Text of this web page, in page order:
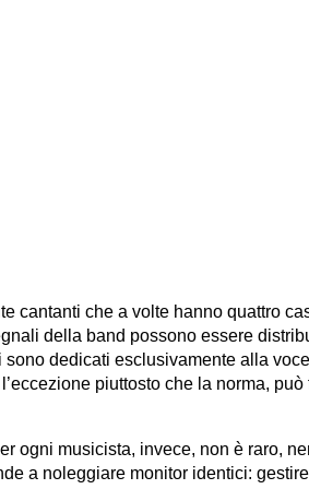
cantanti che a volte hanno quattro
della band possono essere
sono dedicati esclusivamente alla
piuttosto che la norma,
ogni musicista, invece, non è raro,
a noleggiare monitor identici: